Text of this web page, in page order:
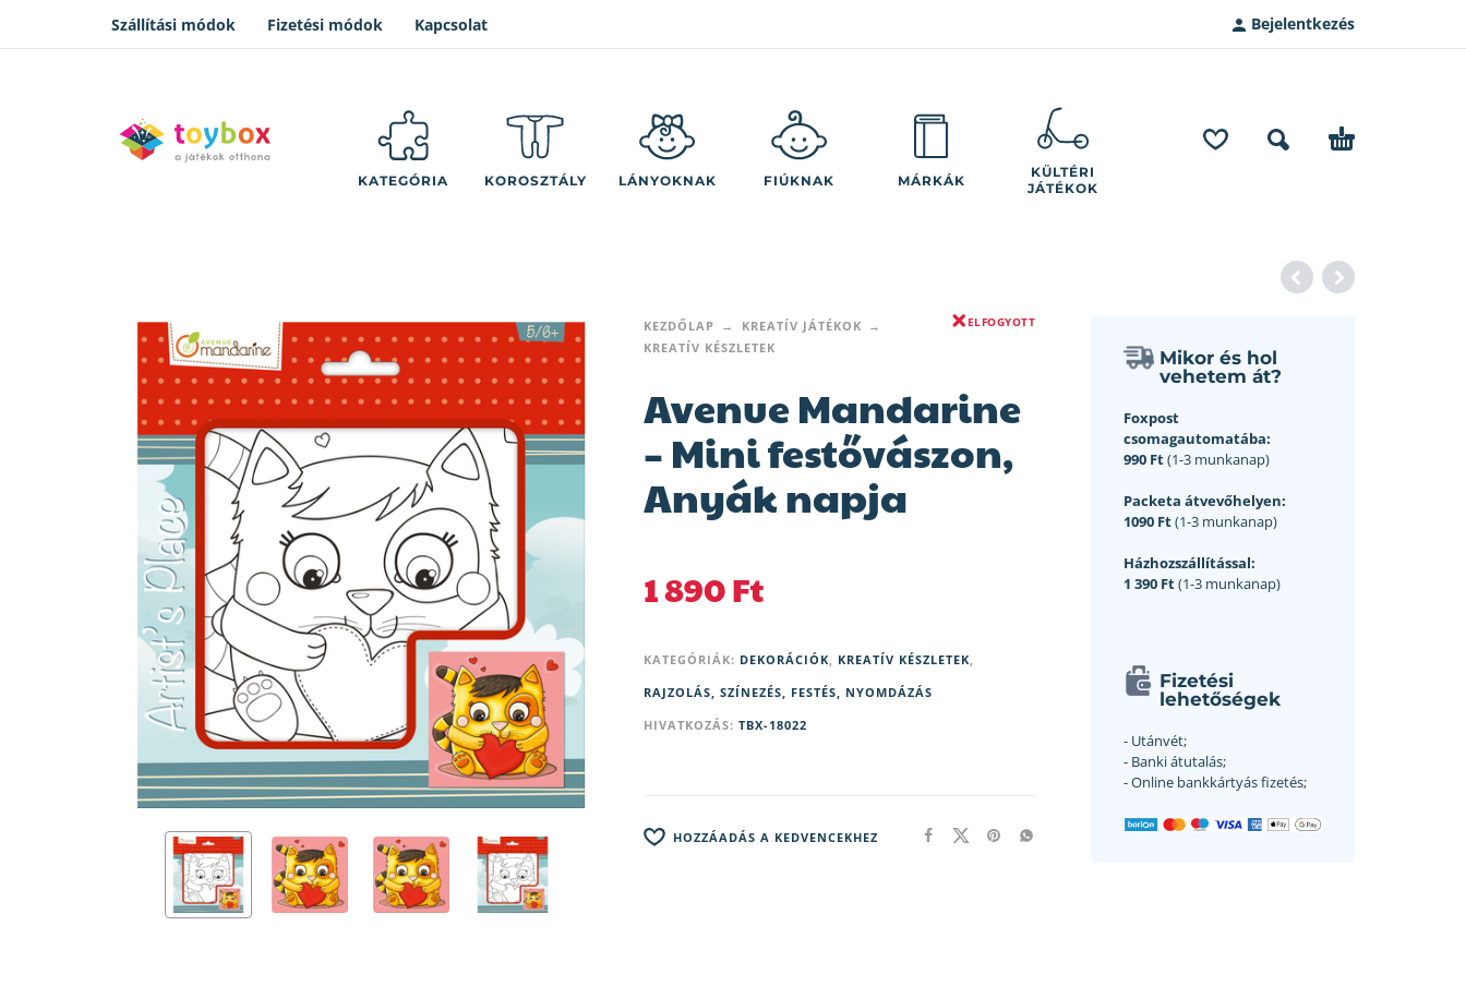
Szállítási módok Fizetési módok Kapcsolat Bejelentkezés
KATEGÓRIA KOROSZTÁLY LÁNYOKNAK FIÚKNAK MÁRKÁK
KÜLTÉRI
JÁTÉKOK
KEZDŐLAP
KREATÍV JÁTÉKOK
KREATÍV KÉSZLETEK
ELFOGYOTT
Avenue Mandarine
– Mini festővászon,
Anyák napja
1 890Ft
KATEGÓRIÁK: DEKORÁCIÓK, KREATÍV KÉSZLETEK,
RAJZOLÁS, SZÍNEZÉS, FESTÉS, NYOMDÁZÁS
HIVATKOZÁS: TBX-18022
HOZZÁADÁS A KEDVENCEKHEZ
Mikor és hol
vehetem át?
Foxpost
csomagautomatába:
990 Ft(1-3 munkanap)
Packeta átvevőhelyen:
1090 Ft(1-3 munkanap)
Házhozszállítással:
1 390 Ft(1-3 munkanap)
Fizetési
lehetőségek
- Utánvét;
- Banki átutalás;
- Online bankkártyás fizetés;